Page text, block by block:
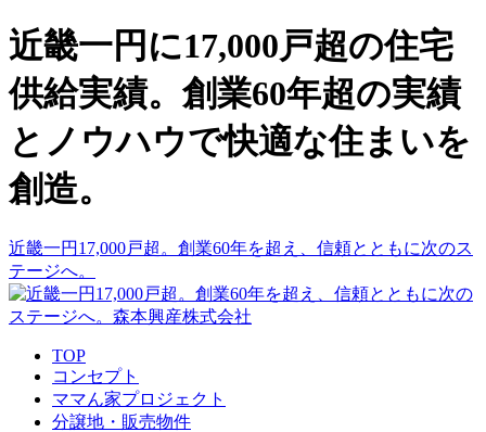
近畿一円に17,000戸超の住宅
供給実績。創業60年超の実績
とノウハウで快適な住まいを
創造。
近畿一円17,000戸超。創業60年を超え、信頼とともに次のス
テージへ。
TOP
コンセプト
ママん家プロジェクト
分譲地・販売物件